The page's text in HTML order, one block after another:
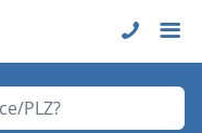
PLZ?